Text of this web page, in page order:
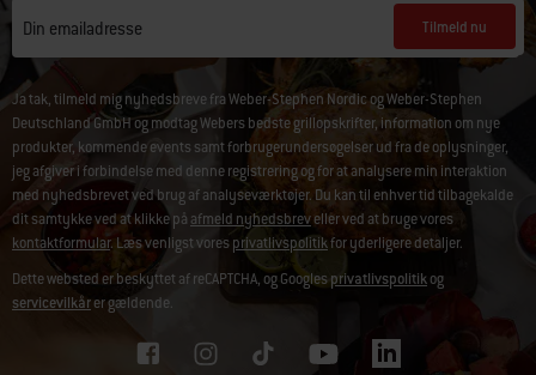
Din emailadresse Tilmeld nu
Ja tak, tilmeld mig nyhedsbreve fra Weber-Stephen Nordic og Weber-Stephen
Deutschland GmbH og modtag Webers bedste grillopskrifter, information om nye
produkter, kommende events samt forbrugerundersøgelser ud fra de oplysninger,
jeg afgiver i forbindelse med denne registrering og for at analysere min interaktion
med nyhedsbrevet ved brug af analyseværktøjer. Du kan til enhver tid tilbagekalde
dit samtykke ved at klikke på afmeld nyhedsbreveller ved at bruge vores
kontaktformular. Læs venligst voresprivatlivspolitikfor yderligere detaljer.
Dette websted er beskyttet af reCAPTCHA, og Googlesprivatlivspolitikog
servicevilkårer gældende.